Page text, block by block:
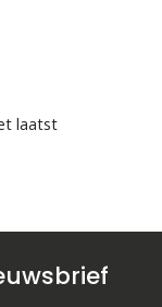
laatst